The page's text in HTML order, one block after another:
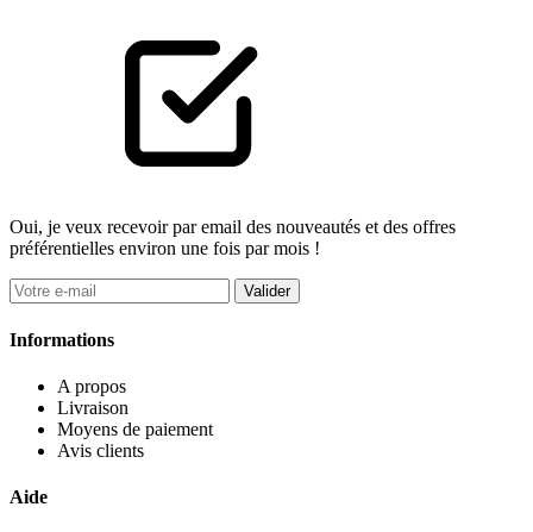
Oui, je veux recevoir par email des nouveautés et des offres
préférentielles environ une fois par mois !
Valider
Informations
A propos
Livraison
Moyens de paiement
Avis clients
Aide